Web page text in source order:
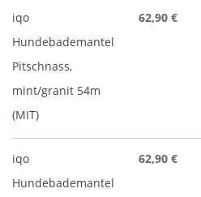
iqo
Hundebademantel
Pitschnass,
mint/granit 54m
(MIT)
62,90 €
iqo
Hundebademantel
62,90 €